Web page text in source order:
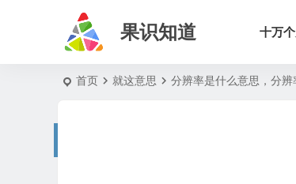
果识知道 十万
首页 就这意思 分辨率是什么意思，分